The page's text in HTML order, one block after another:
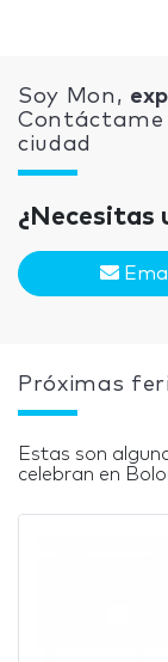
Soy Mon,
Contáctame
ciudad
¿Necesitas
Próximas
Estas son
celebran en